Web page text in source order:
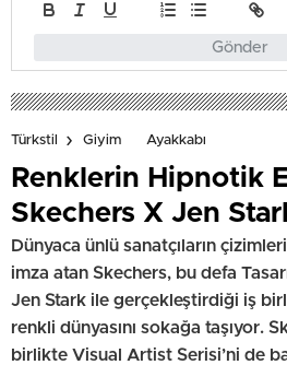
Gönder
Türkstil Giyim Ayakkabı
Renklerin Hipnotik
Skechers X Jen
Dünyaca ünlü sanatçıların
imza atan Skechers, bu defa
Jen Stark ile gerçekleştirdiği iş
renkli dünyasını sokağa taşıyor.
birlikte Visual Artist Serisi’ni de